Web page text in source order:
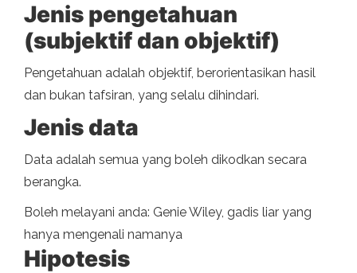
Jenis pengetahuan
(subjektif dan objektif)
Pengetahuan adalah objektif, berorientasikan hasil
dan bukan tafsiran, yang selalu dihindari.
Jenis data
Data adalah semua yang boleh dikodkan secara
berangka.
Boleh melayani anda: Genie Wiley, gadis liar yang
hanya mengenali namanya
Hipotesis